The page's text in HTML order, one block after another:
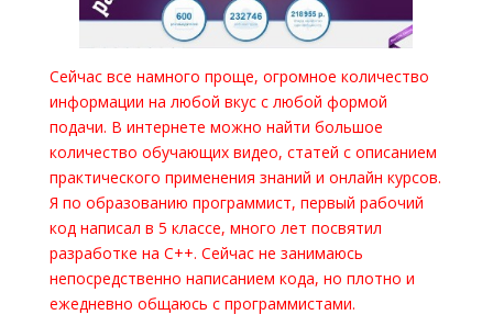
Сейчас все намного проще, огромное количество
информации на любой вкус с любой формой
подачи. В интернете можно найти большое
количество обучающих видео, статей с описанием
практического применения знаний и онлайн курсов.
Я по образованию программист, первый рабочий
код написал в 5 классе, много лет посвятил
разработке на С++. Сейчас не занимаюсь
непосредственно написанием кода, но плотно и
ежедневно общаюсь с программистами.